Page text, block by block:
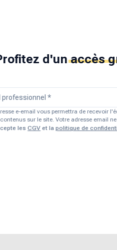
d'un accès
e-email vous permettra de recevoir
sur le site. Votre adresse email
les CGV et la politique de